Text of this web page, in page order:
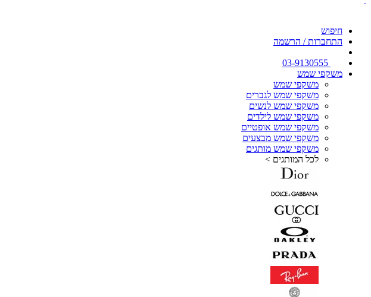
חיפוש
התחברות / הרשמה
משקפי שמש
משקפי שמש
משקפי שמש לגברים
משקפי שמש לנשים
משקפי שמש לילדים
משקפי שמש אופטיים
משקפי שמש מבצעים
משקפי שמש מותגים
לכל המותגים >